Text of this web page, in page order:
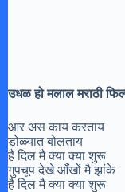
उधळ हो मलाल मराठी
आर अस काय करताय
डोळ्यात बोलताय
है दिल मै क्या क्या शुरू
गुपचूप देखे आँखों मै झांके
है दिल मै क्या क्या शुरू